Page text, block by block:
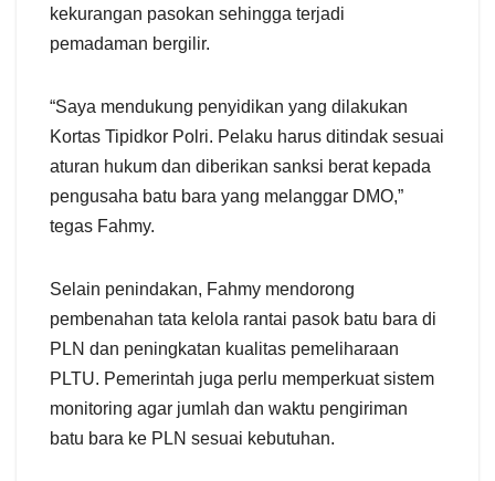
kekurangan pasokan sehingga terjadi
pemadaman bergilir.
“Saya mendukung penyidikan yang dilakukan
Kortas Tipidkor Polri. Pelaku harus ditindak sesuai
aturan hukum dan diberikan sanksi berat kepada
pengusaha batu bara yang melanggar DMO,”
tegas Fahmy.
Selain penindakan, Fahmy mendorong
pembenahan tata kelola rantai pasok batu bara di
PLN dan peningkatan kualitas pemeliharaan
PLTU. Pemerintah juga perlu memperkuat sistem
monitoring agar jumlah dan waktu pengiriman
batu bara ke PLN sesuai kebutuhan.